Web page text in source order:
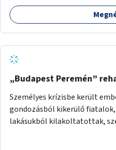
„Budapest Peremén”
Személyes krízisbe került
gondozásból kikerülő
lakásukból kilakoltatottak,